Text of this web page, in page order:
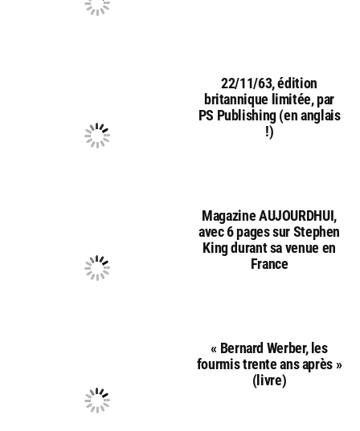
22/11/63, édition
britannique limitée, par
PS Publishing (en anglais
!)
Magazine AUJOURDHUI,
avec 6 pages sur Stephen
King durant sa venue en
France
« Bernard Werber, les
fourmis trente ans après »
(livre)